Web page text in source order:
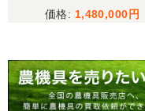
遠い所から早速
茨城県／A・M
1,480,000